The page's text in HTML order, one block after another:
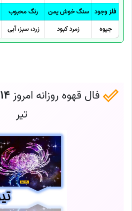
فلز وجود سنگ خوش یمن رنگ محبوب
جیوه
زمرد کبود زرد، سبز، آبی
فال قهوه روزانه امروز14 تیر
تیر